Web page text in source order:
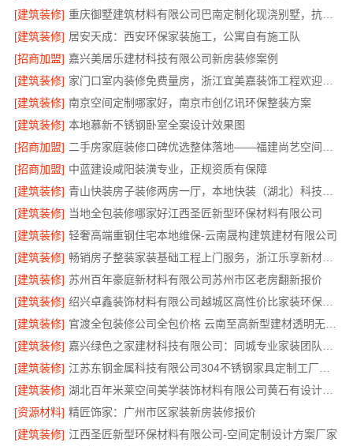
[建筑装修]
重庆御墅建筑材料有限公司巴南定制化现浇别墅，抗震防风
[建筑装修] 居安天成：西安环保家装施工，公寓自有施工队
[招商加盟] 嘉兴美居乐建材科技有限公司新房装修案例
[建筑装修]
[建筑装修] 南京空间定制哪家好，南京市创亿讯环保整装方案
[建筑装修] 本地慕新不锈钢卧室全案设计效果图
[招商加盟]
[招商加盟] 中蓝建设咸阳装潢专业，正规资质有保障
[建筑装修]
[建筑装修] 当地全包装修哪家好江西圣匠新型环保材料有限公司
[建筑装修] 轻奢高端重钢住宅本地维保-云南晟构建筑建材有限公司
[建筑装修]
畅销房子整装家装基础工程上门服务，浙江乐享新材料有限公司
[建筑装修] 苏州百年豪庭新材料有限公司苏州市区老房翻新报价
[建筑装修]
绍兴卓鑫装饰材料有限公司越城区高性价比家装环保材料
[建筑装修]
官渡全包装修公司全包价格 云南至高新型建材透明无增项
[建筑装修]
[建筑装修]
[建筑装修]
湖北百年米莱空间美学装饰材料有限公司黄石有设计感实景案例
[资源材料] 精匠饰家：广州市区家装新房装修报价
[建筑装修] 江西圣匠新型环保材料有限公司-空间定制设计方案厂家